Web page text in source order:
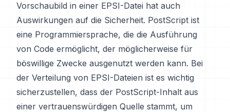
Vorschaubild in einer EPSI-Datei hat auch
Auswirkungen auf die Sicherheit. PostScript ist
eine Programmiersprache, die die Ausführung
von Code ermöglicht, der möglicherweise für
böswillige Zwecke ausgenutzt werden kann. Bei
der Verteilung von EPSI-Dateien ist es wichtig
sicherzustellen, dass der PostScript-Inhalt aus
einer vertrauenswürdigen Quelle stammt, um